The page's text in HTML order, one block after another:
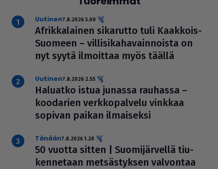
uutinen7.8.2026 3.00
Afrik­ka­lai­nen sikarutto tuli Kaakkois-
Suomeen – vil­li­si­ka­ha­vain­noista on
nyt syytä ilmoittaa myös täällä
uutinen7.8.2026 2.55
Haluatko istua junassa rauhassa –
koodarien verk­ko­pal­velu vinkkaa
sopivan paikan ilmai­seksi
Tänään7.8.2026 1.20
50 vuotta sitten | Suo­mi­jär­vellä tiu­
ken­ne­taan met­säs­tyk­sen valvontaa